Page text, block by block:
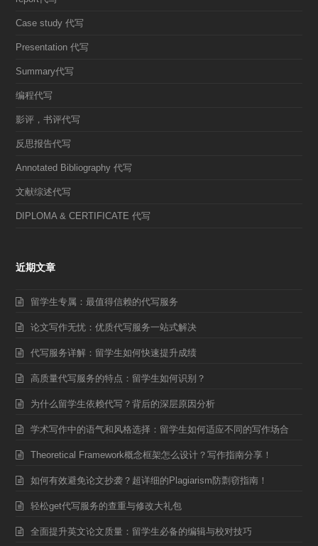
Case study 代写
Presentation 代写
Summary代写
编程代写
影评，书评代写
反思报告代写
Annotated Bibliography 代写
文献综述代写
DIPLOMA & CERTIFICATE 代写
近期文章
留学生专属：最值得信赖的代写服务
论文写作无忧：优质代写服务一站式解决
代写服务详解：留学生如何快速提升成绩
高质量代写服务的特点：留学生如何识别？
为什么留学生依赖代写？背后的深层原因分析
学术写作中的语气和风格选择：留学生如何适应不同的写作场合
Theoretical Framework概念框架怎么设计？写作指南分享！
如何有效避免论文抄袭？超详细的Plagiarism防剽窃指南！
轻松get代写服务的查重与修改大礼包
全面提升英文论文质量：留学生必备的编辑与校对技巧